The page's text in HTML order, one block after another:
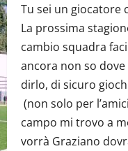
Tu sei un giocatore
La prossima
cambio squadra
ancora non so
dirlo, di sicuro
(non solo per
campo mi trovo a
vorrà Graziano